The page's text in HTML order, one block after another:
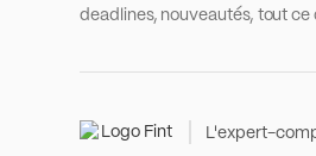
deadlines, nouveautés, tout ce
L'expert-